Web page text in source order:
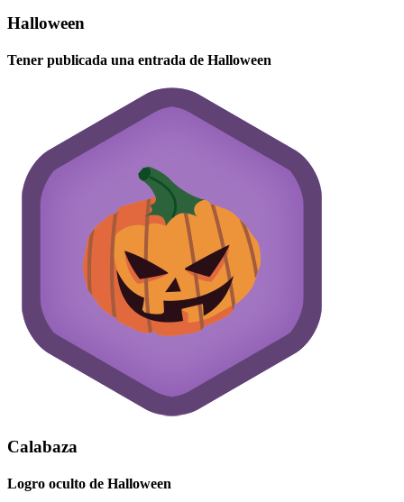
Halloween
Tener publicada una entrada de Halloween
Calabaza
Logro oculto de Halloween